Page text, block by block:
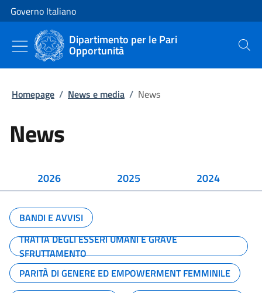
Vai al contenuto
Vai alla navigazione del sito
Governo Italiano
Dipartimento per le Pari
Opportunità Cerca
Homepage / News e media / News
News
2026 2025 2024
BANDI E AVVISI
TRATTA DEGLI ESSERI UMANI E GRAVE
SFRUTTAMENTO
PARITÀ DI GENERE ED EMPOWERMENT FEMMINILE